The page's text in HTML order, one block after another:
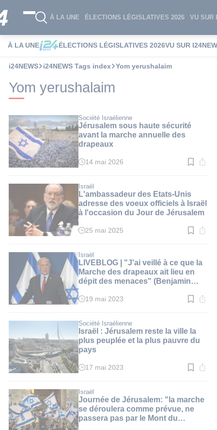
À LA UNE ÉLECTIONS LÉGISLATIVES 2026 VU SUR
À LA UNE ÉLECTIONS LÉGISLATIVES 2026VU SUR
i24NEWS i24NEWS Tags index Yom yerushalaim
Yom yerushalaim
Société Israélienne
Jérusalem sous haute sécurité
avant la marche annuelle des
drapeaux
Temps
:
3
min.
14 mai 2026
Israël
L'ambassadeur des Etats-Unis
adresse des voeux officiels à Israël
à l'occasion du Jour de Jérusalem
Temps
:
2
min.
25 mai 2025
Israël
LIVEBLOG | "J'ai veillé à ce que la
Marche des drapeaux ait lieu en
dépit des menaces" (Benjamin
Temps
:
1
min.
19 mai 2023
Société Israélienne
Israël : Jérusalem reste la ville la
plus peuplée et la plus pauvre du
pays
Temps
:
6
min.
17 mai 2023
Israël
Journée de Jérusalem: "la marche
se déroulera comme prévue, ne
passera pas par le Mont du